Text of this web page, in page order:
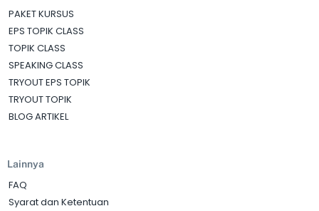
PAKET KURSUS
EPS TOPIK CLASS
TOPIK CLASS
SPEAKING CLASS
TRYOUT EPS TOPIK
TRYOUT TOPIK
BLOG ARTIKEL
Lainnya
FAQ
Syarat dan Ketentuan